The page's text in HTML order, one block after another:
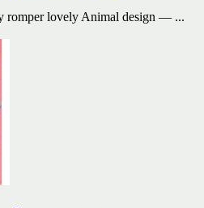
romper lovely Animal design — ...